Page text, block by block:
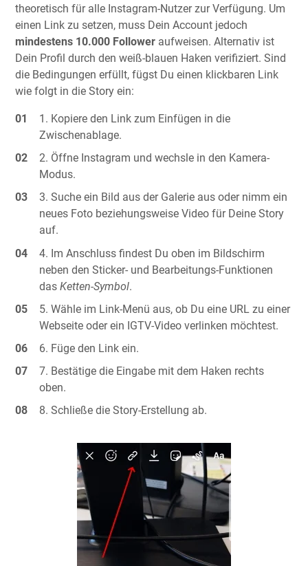
theoretisch für alle Instagram-Nutzer zur Verfügung. Um
einen Link zu setzen, muss Dein Account jedoch
mindestens 10.000 Follower aufweisen. Alternativ ist
Dein Profil durch den weiß-blauen Haken verifiziert. Sind
die Bedingungen erfüllt, fügst Du einen klickbaren Link
wie folgt in die Story ein:
Kopiere den Link zum Einfügen in die
Zwischenablage.
Öffne Instagram und wechsle in den Kamera-
Modus.
Suche ein Bild aus der Galerie aus oder nimm ein
neues Foto beziehungsweise Video für Deine Story
auf.
Im Anschluss findest Du oben im Bildschirm
neben den Sticker- und Bearbeitungs-Funktionen
dasKetten-Symbol.
Wähle im Link-Menü aus, ob Du eine URL zu einer
Webseite oder ein IGTV-Video verlinken möchtest.
Füge den Link ein.
Bestätige die Eingabe mit dem Haken rechts
oben.
Schließe die Story-Erstellung ab.